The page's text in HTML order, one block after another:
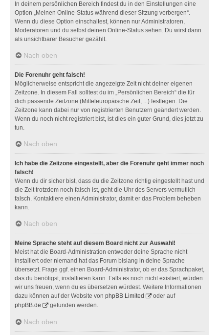
In deinem persönlichen Bereich findest du in den Einstellungen eine
Option „Meinen Online-Status während dieser Sitzung verbergen“.
Wenn du diese Option einschaltest, können nur Administratoren,
Moderatoren und du selbst deinen Online-Status sehen. Du wirst dann
als unsichtbarer Besucher gezählt.
Nach oben
Die Forenuhr geht falsch!
Möglicherweise entspricht die angezeigte Zeit nicht deiner eigenen
Zeitzone. In diesem Fall solltest du im „Persönlichen Bereich“ die für
dich passende Zeitzone (Mitteleuropäische Zeit, ...) festlegen. Die
Zeitzone kann dabei nur von registrierten Benutzern geändert werden.
Wenn du noch nicht registriert bist, ist dies ein guter Grund, dies jetzt zu
tun.
Nach oben
Ich habe die Zeitzone eingestellt, aber die Forenuhr geht immer noch
falsch!
Wenn du dir sicher bist, dass du die Zeitzone richtig eingestellt hast und
die Zeit trotzdem noch falsch ist, geht die Uhr des Servers vermutlich
falsch. Kontaktiere einen Administrator, damit er das Problem beheben
kann.
Nach oben
Meine Sprache steht auf diesem Board nicht zur Auswahl!
Meist hat die Board-Administration entweder deine Sprache nicht
installiert oder niemand hat das Forum bislang in deine Sprache
übersetzt. Frage ggf. einen Board-Administrator, ob er das Sprachpaket,
das du benötigst, installieren kann. Falls es noch nicht existiert, würden
wir uns freuen, wenn du es übersetzen würdest. Weitere Informationen
dazu können auf der Website von phpBB Limited
oder auf
phpBB.de
gefunden werden.
Nach oben